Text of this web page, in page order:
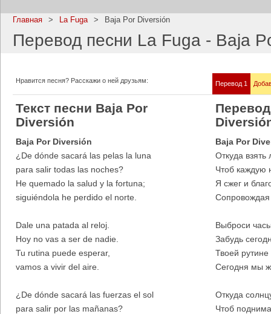
Imagine Dragons
Все
Blind Guardian
Все песни
Pitbull
Все
Главная > La Fuga > Baja Por Diversión
Перевод песни La Fuga - Baja
Нравится песня? Расскажи о ней друзьям:
Текст песни Baja Por
Diversión
Перевод 1
Baja Por Diversión
¿De dónde sacará las pelas la luna
para salir todas las noches?
He quemado la salud y la fortuna;
siguiéndola he perdido el norte.
Dale una patada al reloj.
Hoy no vas a ser de nadie.
Tu rutina puede esperar,
vamos a vivir del aire.
¿De dónde sacará las fuerzas el sol
para salir por las mañanas?
Baja Por
Откуда взять
Чтоб каждую
Я сжег и
Сопровождая
Выброси
Забудь
Твоей рутине
Сегодня мы
Откуда
Чтоб